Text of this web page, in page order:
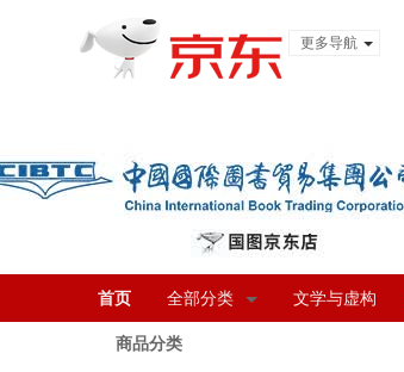
更多导航
首页 全部分类 文学与虚构
商品分类